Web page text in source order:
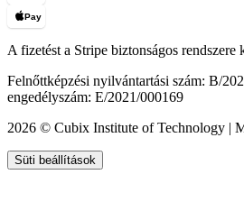
Pay
A fizetést a Stripe biztonságos rendszere
Felnőttképzési nyilvántartási szám: B/
engedélyszám: E/2021/000169
2026 © Cubix Institute of Technology |
Süti beállítások